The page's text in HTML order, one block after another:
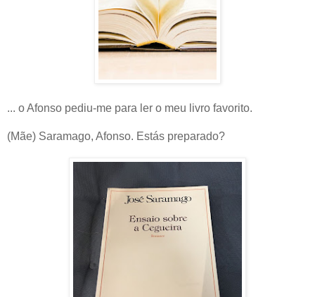
... o Afonso pediu-me para ler o meu livro favorito.
(Mãe) Saramago, Afonso. Estás preparado?